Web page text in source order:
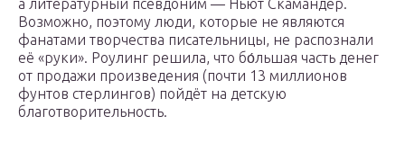
а литературный псевдоним — Ньют Скамандер.
Возможно, поэтому люди, которые не являются
фанатами творчества писательницы, не распознали
её «руки». Роулинг решила, что бо́льшая часть денег
от продажи произведения (почти 13 миллионов
фунтов стерлингов) пойдёт на детскую
благотворительность.